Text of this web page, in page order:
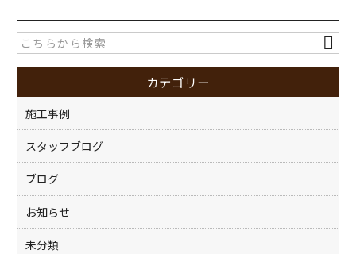
e
b
o
o
k
er
カテゴリー
施工事例
スタッフブログ
ブログ
お知らせ
未分類